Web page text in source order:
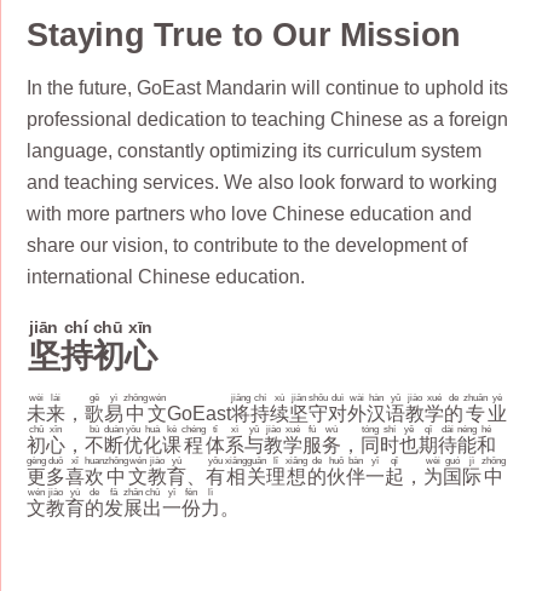
Staying True to Our Mission
In the future, GoEast Mandarin will continue to uphold its
professional dedication to teaching Chinese as a foreign
language, constantly optimizing its curriculum system
and teaching services. We also look forward to working
with more partners who love Chinese education and
share our vision, to contribute to the development of
international Chinese education.
坚
jiān
持
chí
初
chū
心
xīn
未
wèi
来
lái
，歌
gē
易
yì
中
zhōng
文
wén
GoEast将
jiāng
持
chí
续
xù
坚
jiān
守
shǒu
对
duì
外
wài
汉
hàn
语
yǔ
教
jiào
学
xué
的
de
专
zhuān
业
yè
初
chū
心
xīn
，不
bù
断
duàn
优
yōu
化
huà
课
kè
程
chéng
体
tǐ
系
xì
与
yǔ
教
jiào
学
xué
服
fú
务
wù
， 同
tóng
时
shí
也
yě
期
qī
待
dài
能
néng
和
hé
更
gèng
多
duō
喜
xǐ
欢
huan
中
zhōng
文
wén
教
jiào
育
yù
、有
yǒu
相
xiāng
关
guān
理
lǐ
想
xiǎng
的
de
伙
huǒ
伴
bàn
一
yī
起
qǐ
， 为
wèi
国
guó
际
jì
中
zhōng
文
wén
教
jiào
育
yù
的
de
发
fā
展
zhǎn
出
chū
一
yī
份
fèn
力
lì
。